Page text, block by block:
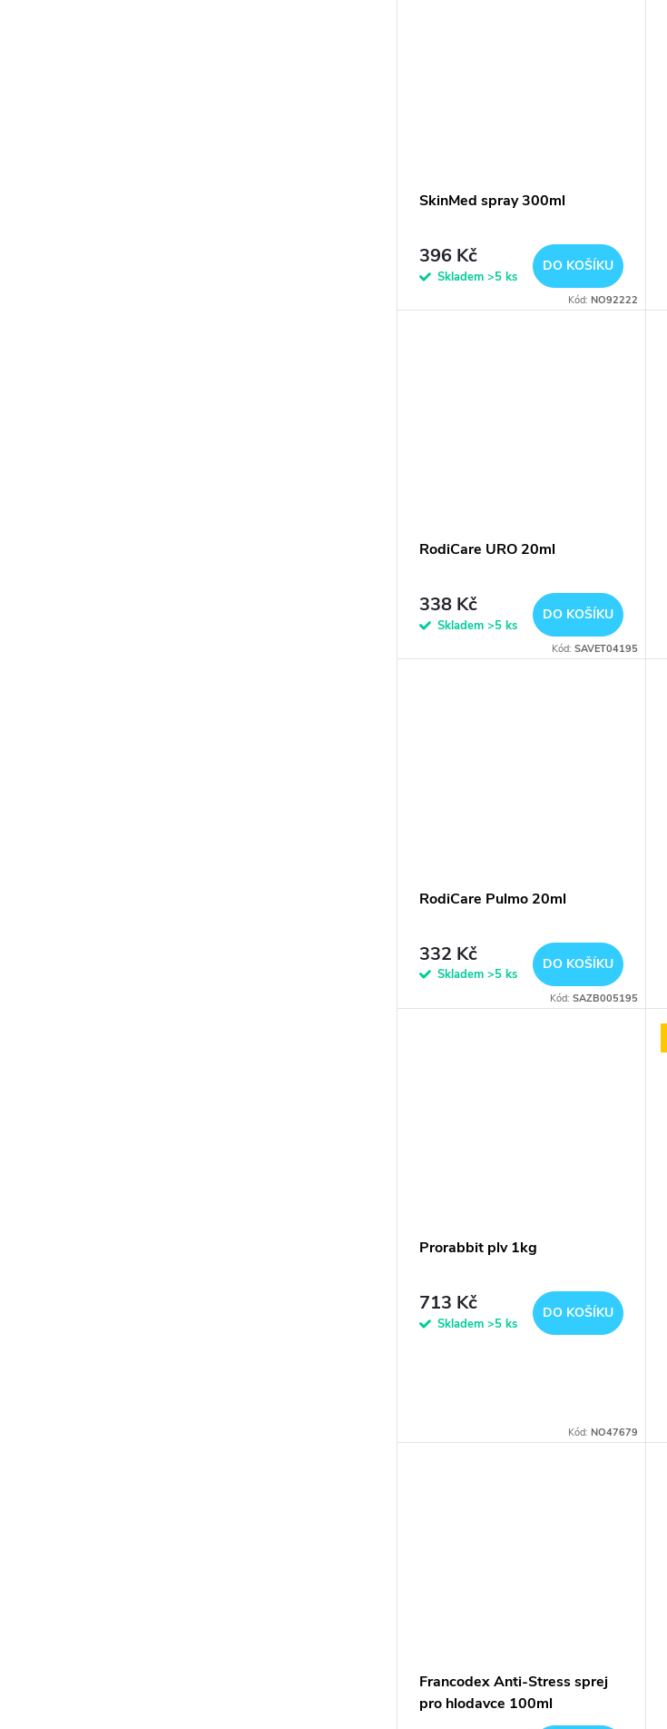
SkinMed spray 300ml
396 Kč
Skladem >5 ks
DO KOŠÍKU
Kód:NO92222
RodiCare URO 20ml
338 Kč
Skladem >5 ks
DO KOŠÍKU
Kód:SAVET04195
RodiCare Pulmo 20ml
332 Kč
Skladem >5 ks
DO KOŠÍKU
Kód:SAZB005195
Prorabbit plv 1kg
713 Kč
Skladem >5 ks
DO KOŠÍKU
Kód:NO47679
Francodex Anti-Stress sprej
pro hlodavce 100ml